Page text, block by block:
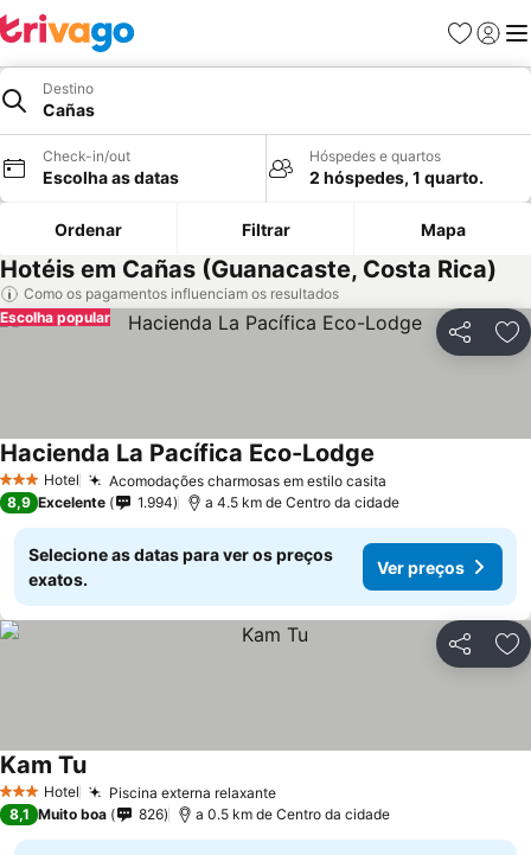
Favoritos
Iniciar
Destino
Cañas
Check-in/out
Escolha as datas
Hóspedes e quartos
2 hóspedes, 1 quarto.
Ordenar Filtrar Mapa
Hotéis em Cañas (Guanacaste, Costa Rica)
Como os pagamentos influenciam os resultados
Partilhar
Escolha popular
3 EstrelasHotel Acomodações charmosas em estilo casita
Hacienda La Pacífica Eco-Lodge
8,9 Excelente 1.994 a 4.5 km de Centro da cidade
Selecione as datas para ver os preços
exatos.
Ver preços
Partilhar
3 EstrelasHotel Piscina externa relaxante
Kam Tu
8,1 Muito boa 826 a 0.5 km de Centro da cidade